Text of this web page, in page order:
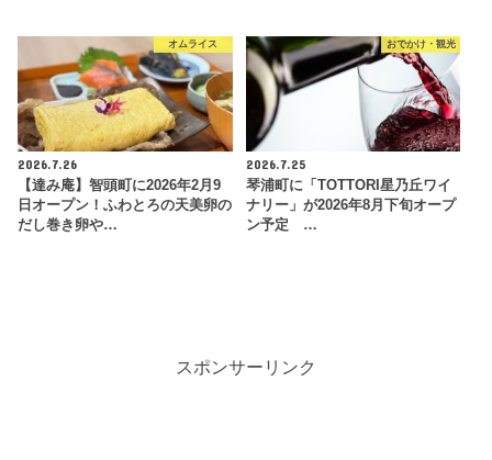
オムライス
2026.7.26
【達み庵】智頭町に2026年2月9
日オープン！ふわとろの天美卵の
だし巻き卵や…
おでかけ・観光
2026.7.25
琴浦町に「TOTTORI星乃丘ワイ
ナリー」が2026年8月下旬オープ
ン予定 …
スポンサーリンク